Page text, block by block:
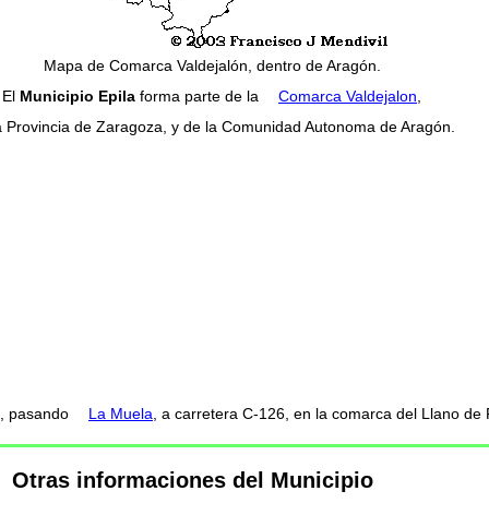
Mapa de Comarca Valdejalón, dentro de Aragón.
El Municipio Epila forma parte de la Comarca Valdejalon
Provincia de Zaragoza, y de la Comunidad Autonoma de Aragón.
pasando
La Muela , a carretera C-126, en la comarca del Llano de
Otras informaciones del Municipio